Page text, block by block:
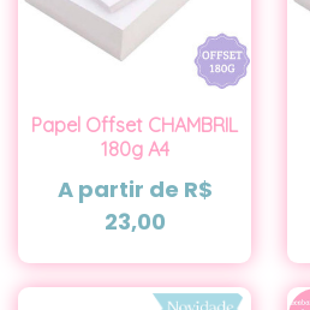
Papel Offset CHAMBRIL
180g A4
A partir de R$
23,00